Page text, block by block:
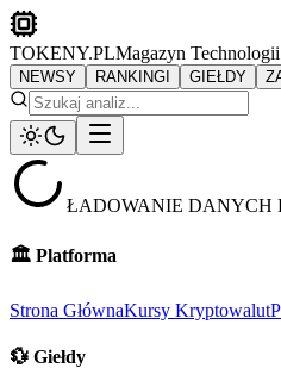
TOKENY.PLMagazyn Technologii
NEWSY RANKINGI GIEŁDY
ŁADOWANIE DANYCH
🏛️ Platforma
Strona GłównaKursy Kryptowalut
💱 Giełdy